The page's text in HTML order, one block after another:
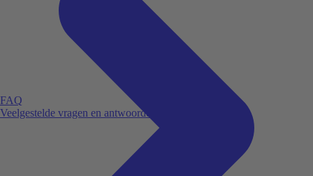
FAQ
Veelgestelde vragen en antwoorden.